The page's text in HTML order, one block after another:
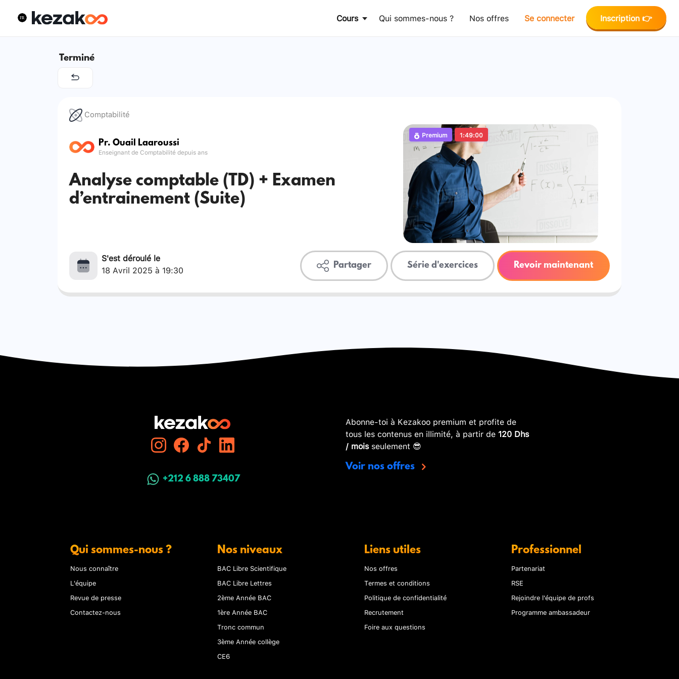
Cours Qui sommes-nous ? Nos offres Se connecter Inscription 👉
Terminé
Comptabilité
Pr. Ouail Laaroussi
Enseignant de Comptabilité depuis ans
Analyse comptable (TD) + Examen
d’entrainement (Suite)
Premium 1:49:00
S'est déroulé le
18 Avril 2025 à 19:30
Partager Série d'exercices Revoir maintenant
+212 6 888 73407
Abonne-toi à Kezakoo premium et profite de
tous les contenus en illimité, à partir de 120 Dhs
/ moisseulement 😎
Voir nos offres
Qui sommes-nous ?
Nous connaître
L'équipe
Revue de presse
Contactez-nous
Nos niveaux
BAC Libre Scientifique
BAC Libre Lettres
2ème Année BAC
1ère Année BAC
Tronc commun
3ème Année collège
CE6
Liens utiles
Nos offres
Termes et conditions
Politique de confidentialité
Recrutement
Foire aux questions
Professionnel
Partenariat
RSE
Rejoindre l'équipe de profs
Programme ambassadeur